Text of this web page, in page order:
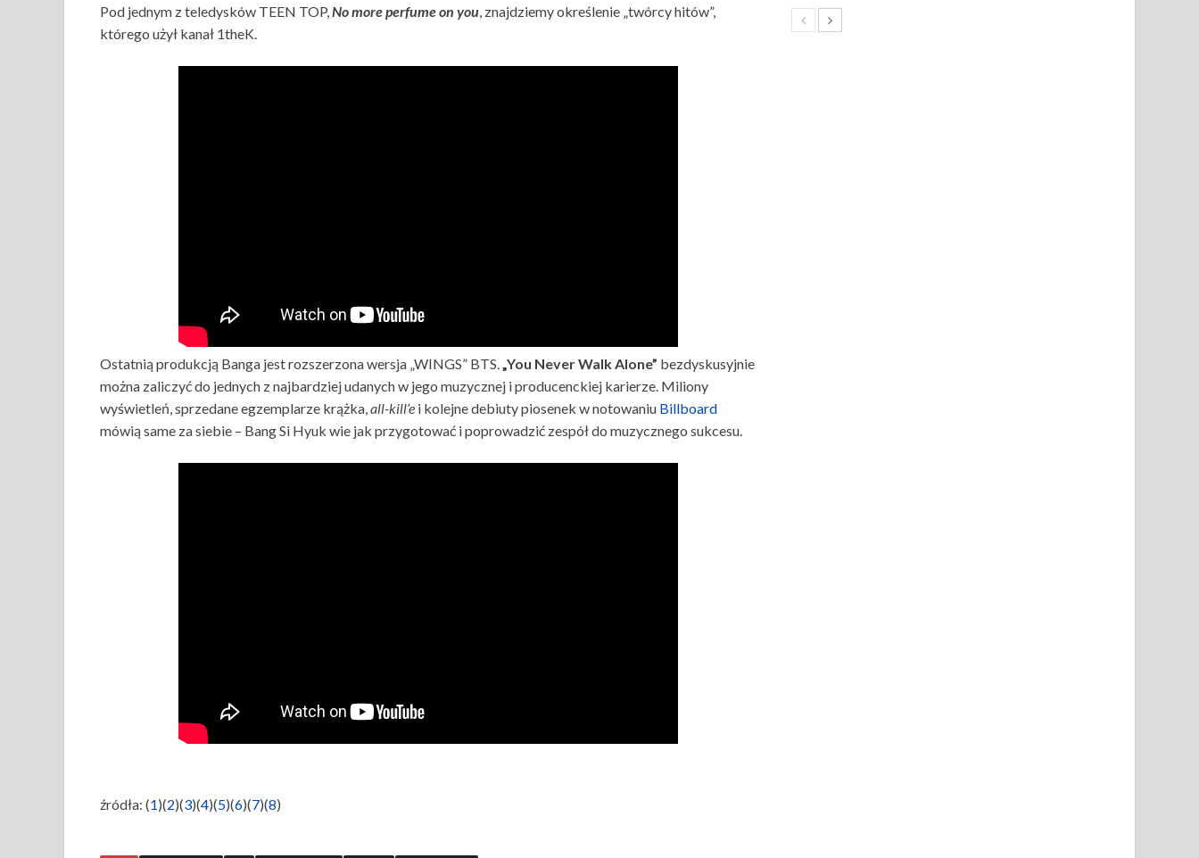
Pod jednym z teledysków TEEN TOP,No more perfume on you, znajdziemy określenie „twórcy hitów”,
którego użył kanał 1theK.
Ostatnią produkcją Banga jest rozszerzona wersja „WINGS” BTS.„You Never Walk Alone” bezdyskusyjnie
można zaliczyć do jednych z najbardziej udanych w jego muzycznej i producenckiej karierze. Miliony
wyświetleń, sprzedane egzemplarze krążka,all-kill’e i kolejne debiuty piosenek w notowaniu Billboard
mówią same za siebie – Bang Si Hyuk wie jak przygotować i poprowadzić zespół do muzycznego sukcesu.
źródła: (1)(2)(3)(4)(5)(6)(7)(8)